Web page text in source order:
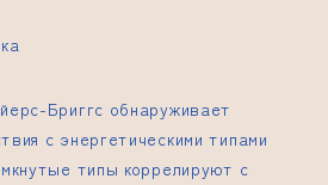
Бриггс обнаруживает
с энергетическими типами
типы коррелируют с